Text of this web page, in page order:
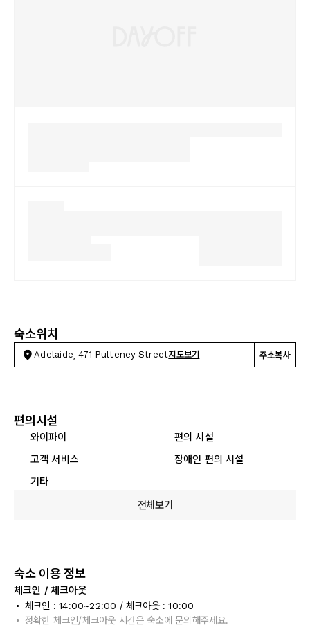
숙소위치
Adelaide, 471 Pulteney Street지도보기 주소복사
편의시설
와이파이
편의 시설
고객 서비스
장애인 편의 시설
기타
전체보기
숙소 이용 정보
체크인 / 체크아웃
체크인 : 14:00~22:00 / 체크아웃 : 10:00
정확한 체크인/체크아웃 시간은 숙소에 문의해주세요.